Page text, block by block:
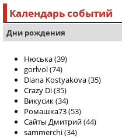
Календарь событий
Дни рождения
Нюська(39)
gorlvol(74)
Diana Kostyakova(35)
Crazy Di(35)
Викусик(34)
Ромашка73(53)
Сайты Дмитрий(44)
sammerchi(34)